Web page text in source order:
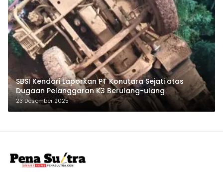
SBSI Kendari Laporkan PT Konutara Sejati atas
Dugaan Pelanggaran K3 Berulang-ulang
23 Desember 2025